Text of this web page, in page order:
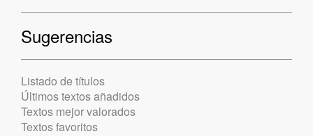
Sugerencias
Listado de títulos
Últimos textos añadidos
Textos mejor valorados
Textos favoritos